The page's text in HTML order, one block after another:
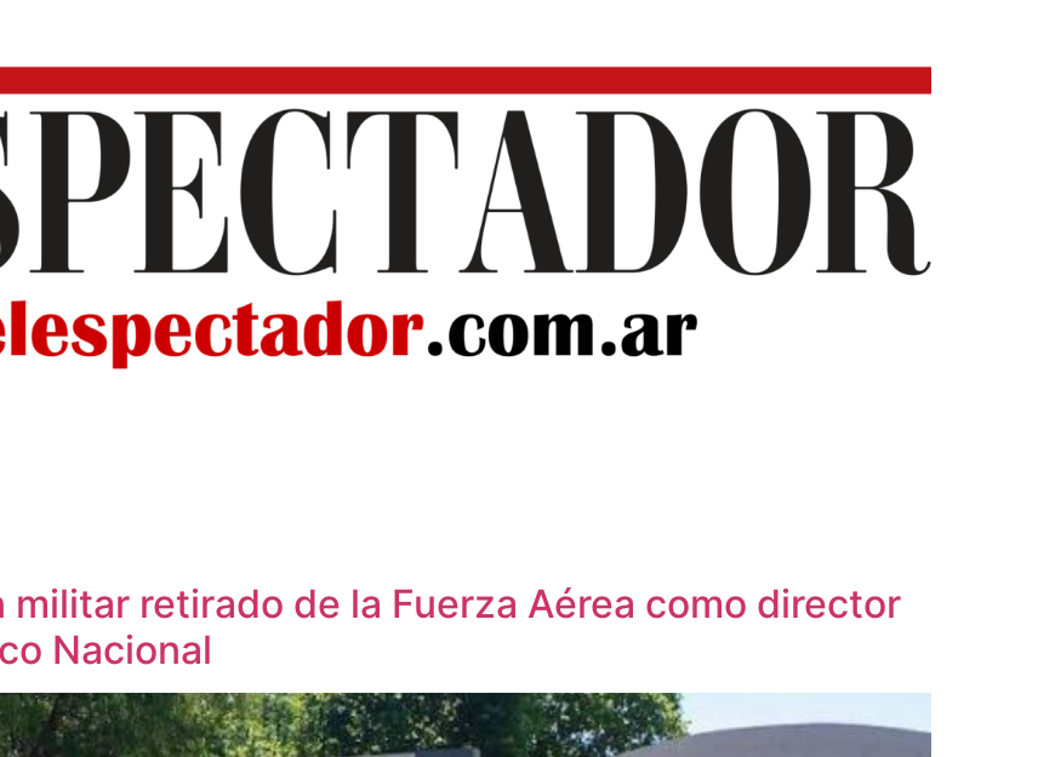
militar retirado de la Fuerza Aérea como director
Nacional